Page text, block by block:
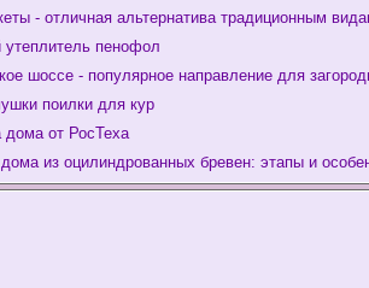
- отличная альтернатива традиционным
пенофол
шоссе - популярное направление для
поилки для кур
от РосТеха
из оцилиндрованных бревен: этапы и